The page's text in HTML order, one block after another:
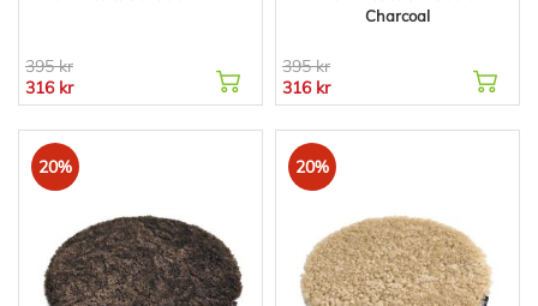
395 kr
316 kr
Charcoal
395 kr
316 kr
20% 20%